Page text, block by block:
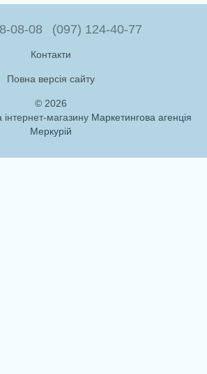
08-08 (097) 124-40-77
Контакти
Повна версія сайту
© 2026
інтернет-магазину Маркетингова агенція
Меркурій